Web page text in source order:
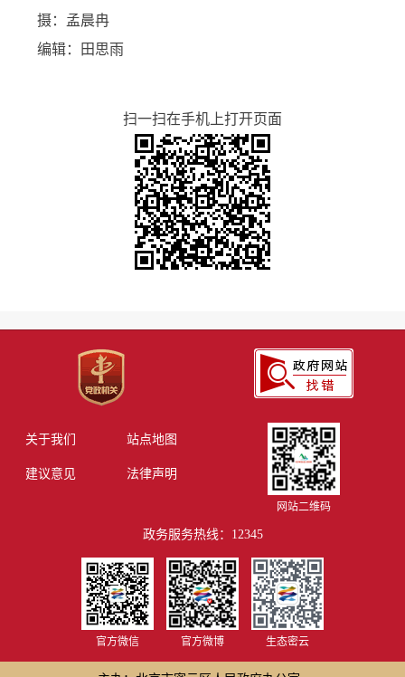
摄：孟晨冉
编辑：田思雨
扫一扫在手机上打开页面
关于我们 站点地图
建议意见 法律声明
网站二维码
政务服务热线：12345
官方微信 官方微博 生态密云